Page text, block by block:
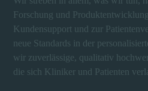
Forschung und
Kundensupport und zur
neue Standards in der
wir zuverlässige, qualitativ
die sich Kliniker und Patienten